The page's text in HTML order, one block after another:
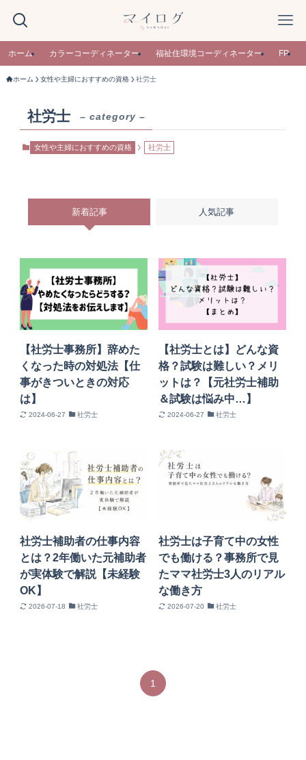
ホーム カラーコーディネーター 福祉住環境コーディネーター FP
ホーム 女性や主婦におすすめの資格 社労士
社労士 – category –
女性や主婦におすすめの資格 社労士
新着記事 人気記事
【社労士事務所】辞めた
くなった時の対処法【仕
事がきついときの対応
は】
2024-06-27 社労士
【社労士とは】どんな資
格？試験は難しい？メリ
ットは？【元社労士補助
＆試験は悩み中…】
2024-06-27 社労士
社労士補助者の仕事内容
とは？2年働いた元補助者
が実体験で解説【未経験
OK】
2026-07-18 社労士
社労士は子育て中の女性
でも働ける？事務所で見
たママ社労士3人のリアル
な働き方
2026-07-20 社労士
1